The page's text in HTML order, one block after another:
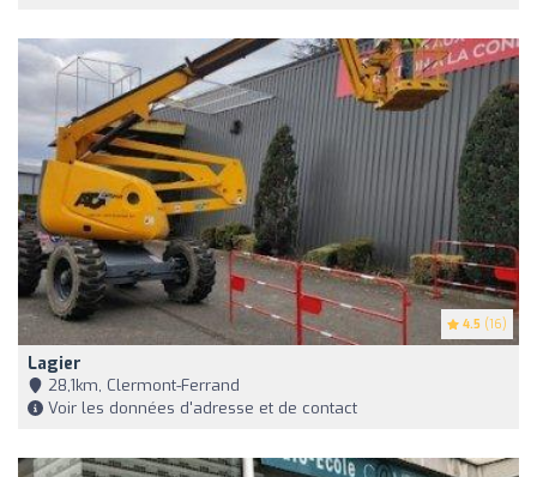
4.5 (16)
Lagier
28,1km, Clermont-Ferrand
Voir les données d'adresse et de contact